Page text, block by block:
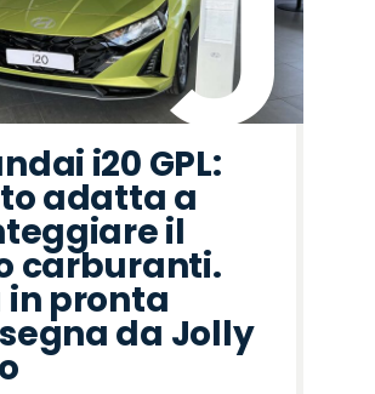
i20 GPL:
adatta a
il
carburanti.
in pronta
da Jolly